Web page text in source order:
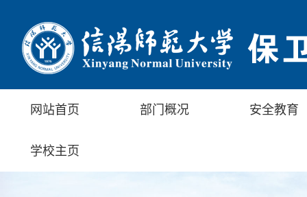
网站首页 部门概况 安全教育
学校主页